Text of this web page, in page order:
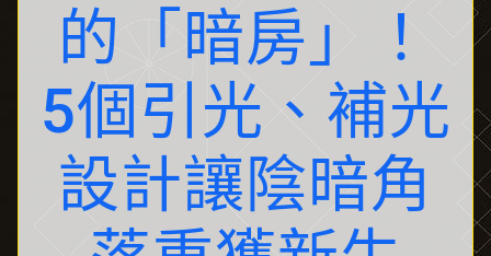
的「暗房」！
5個引光、補光
設計讓陰暗角